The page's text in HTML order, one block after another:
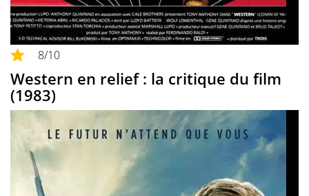
8/10
Western en relief : la critique du film
(1983)